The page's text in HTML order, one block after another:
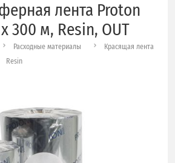
лента Proton
300 м, Resin, OUT
Расходные материалы
Красящая лента
Resin